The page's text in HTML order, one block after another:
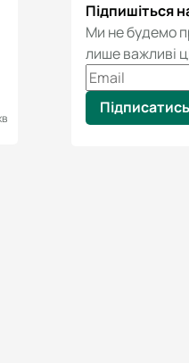
Підпишіться
Ми не будемо
лише важливі
Підписатись